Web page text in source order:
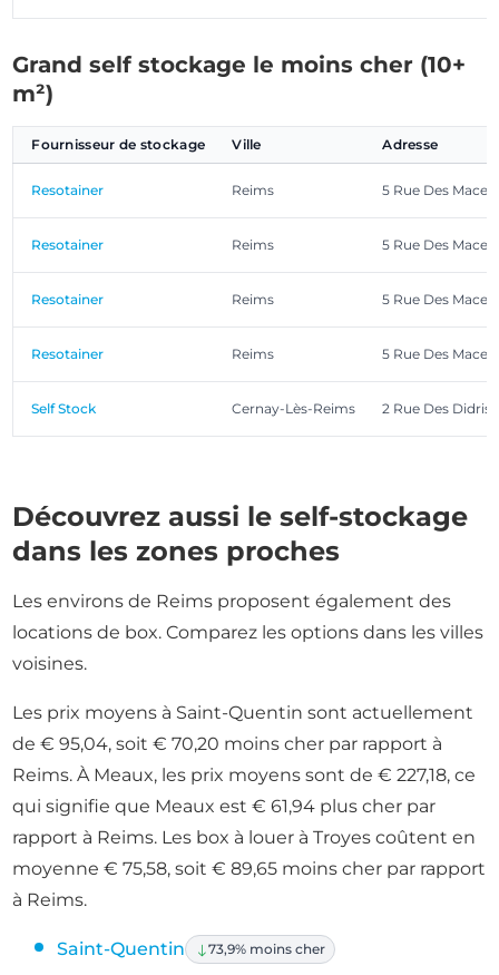
Grand self stockage le moins cher (10+
m²)
Fournisseur de stockage Ville Adresse
Resotainer Reims 5 Rue Des
Resotainer Reims 5 Rue Des
Resotainer Reims 5 Rue Des
Resotainer Reims 5 Rue Des
Self Stock Cernay-Lès-Reims 2 Rue Des Didris
Découvrez aussi le self-stockage
dans les zones proches
Les environs de Reims proposent également des
locations de box. Comparez les options dans les villes
voisines.
Les prix moyens à Saint-Quentin sont actuellement
de € 95,04, soit € 70,20 moins cher par rapport à
Reims. À Meaux, les prix moyens sont de € 227,18, ce
qui signifie que Meaux est € 61,94 plus cher par
rapport à Reims. Les box à louer à Troyes coûtent en
moyenne € 75,58, soit € 89,65 moins cher par rapport
à Reims.
Saint-Quentin 73,9% moins cher